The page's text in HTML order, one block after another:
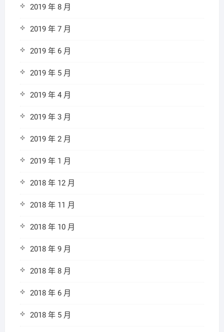
2019 年 8 月
2019 年 7 月
2019 年 6 月
2019 年 5 月
2019 年 4 月
2019 年 3 月
2019 年 2 月
2019 年 1 月
2018 年 12 月
2018 年 11 月
2018 年 10 月
2018 年 9 月
2018 年 8 月
2018 年 6 月
2018 年 5 月